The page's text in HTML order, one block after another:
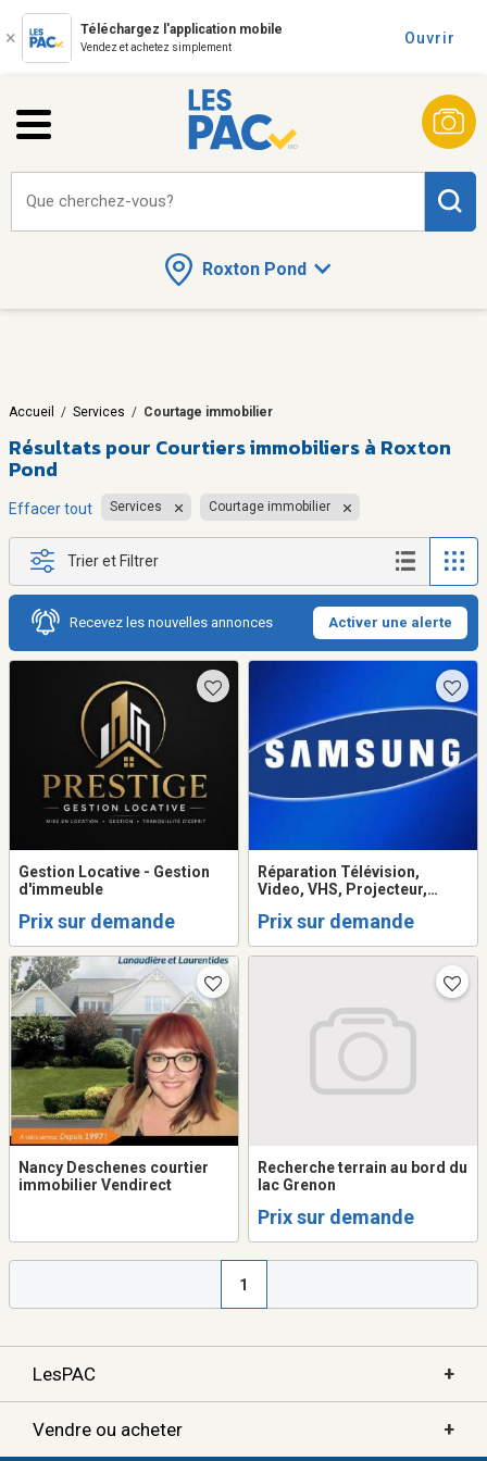
Téléchargez l'application mobile
Vendez et achetez simplement
Ouvrir
Roxton Pond
Que cherchez-vous?
Accueil / Services / Courtage immobilier
Résultats pour Courtiers immobiliers à Roxton
Pond
Effacer tout Services Courtage immobilier
Trier et Filtrer
Recevez les nouvelles annonces Activer une alerte
Gestion Locative - Gestion
d'immeuble
Prix sur demande
Réparation Télévision,
Video, VHS, Projecteur,
tournante, Ordinateur
Prix sur demande
Nancy Deschenes courtier
immobilier Vendirect
Recherche terrain au bord du
lac Grenon
Prix sur demande
1
LesPAC +
Vendre ou acheter +